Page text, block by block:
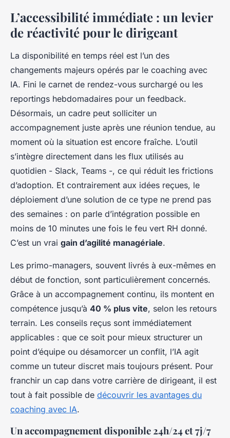
L’accessibilité immédiate : un levier
de réactivité pour le dirigeant
La disponibilité en temps réel est l’un des
changements majeurs opérés par le coaching avec
IA. Fini le carnet de rendez-vous surchargé ou les
reportings hebdomadaires pour un feedback.
Désormais, un cadre peut solliciter un
accompagnement juste après une réunion tendue, au
moment où la situation est encore fraîche. L’outil
s’intègre directement dans les flux utilisés au
quotidien - Slack, Teams -, ce qui réduit les frictions
d’adoption. Et contrairement aux idées reçues, le
déploiement d’une solution de ce type ne prend pas
des semaines : on parle d’intégration possible en
moins de 10 minutes une fois le feu vert RH donné.
C’est un vrai gain d’agilité managériale.
Les primo-managers, souvent livrés à eux-mêmes en
début de fonction, sont particulièrement concernés.
Grâce à un accompagnement continu, ils montent en
compétence jusqu’à 40 % plus vite, selon les retours
terrain. Les conseils reçus sont immédiatement
applicables : que ce soit pour mieux structurer un
point d’équipe ou désamorcer un conflit, l’IA agit
comme un tuteur discret mais toujours présent. Pour
franchir un cap dans votre carrière de dirigeant, il est
tout à fait possible de découvrir les avantages du
coaching avec IA.
Un accompagnement disponible 24h/24 et 7j/7